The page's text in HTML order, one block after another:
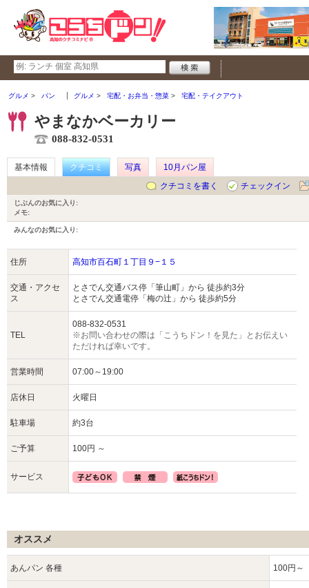
グルメ パン グルメ 宅配・お弁当・惣菜 宅配・テイクアウト
やまなかベーカリー
088-832-0531
基本情報 クチコミ 写真
10月パン屋
クチコミを書く
チェックイン
じぶんのお気に入り:
メモ:
みんなのお気に入り:
住所 高知市百石町１丁目９−１５
交通・アクセ
ス
とさでん交通バス停「筆山町」から 徒歩約3分
とさでん交通電停「梅の辻」から 徒歩約5分
TEL
088-832-0531
※お問い合わせの際は「こうちドン！を見た」とお伝えい
ただければ幸いです。
営業時間 07:00～19:00
店休日 火曜日
駐車場 約3台
ご予算 100円 ～
サービス
オススメ
あんパン 各種 100円～